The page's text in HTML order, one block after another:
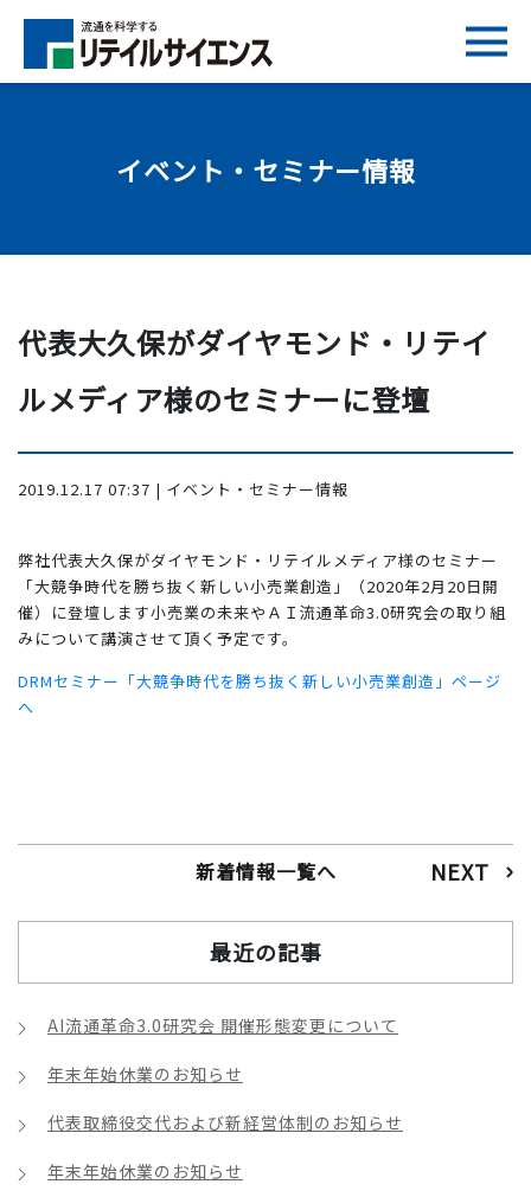
イベント・セミナー情報
代表大久保がダイヤモンド・リテイ
ルメディア様のセミナーに登壇
2019.12.17 07:37 | イベント・セミナー情報
弊社代表大久保がダイヤモンド・リテイルメディア様のセミナー
「大競争時代を勝ち抜く新しい小売業創造」（2020年2月20日開
催）に登壇します小売業の未来やＡＩ流通革命3.0研究会の取り組
みについて講演させて頂く予定です。
DRMセミナー「大競争時代を勝ち抜く新しい小売業創造」ページ
へ
新着情報一覧へ NEXT
最近の記事
AI流通革命3.0研究会 開催形態変更について
年末年始休業のお知らせ
代表取締役交代および新経営体制のお知らせ
年末年始休業のお知らせ